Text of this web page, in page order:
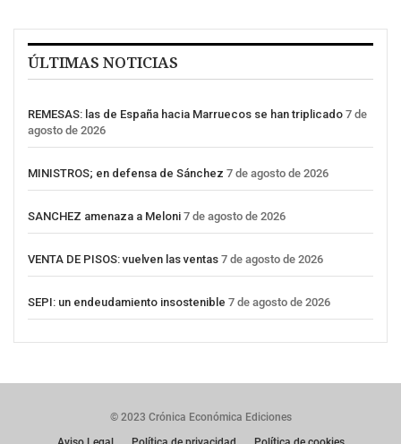
ÚLTIMAS NOTICIAS
REMESAS: las de España hacia Marruecos se han triplicado 7 de
agosto de 2026
MINISTROS; en defensa de Sánchez 7 de agosto de 2026
SANCHEZ amenaza a Meloni 7 de agosto de 2026
VENTA DE PISOS: vuelven las ventas 7 de agosto de 2026
SEPI: un endeudamiento insostenible 7 de agosto de 2026
© 2023 Crónica Económica Ediciones